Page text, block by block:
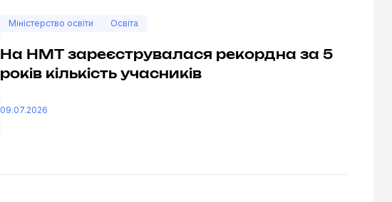
Міністерство освіти Освіта
На НМТ зареєструвалася рекордна за 5
років кількість учасників
09.07.2026